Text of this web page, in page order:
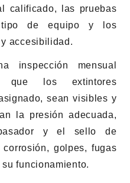
calificado, las pruebas
tipo de equipo y los
accesibilidad.
inspección mensual
que los extintores
sean visibles y
la presión adecuada,
y el sello de
golpes, fugas
funcionamiento.